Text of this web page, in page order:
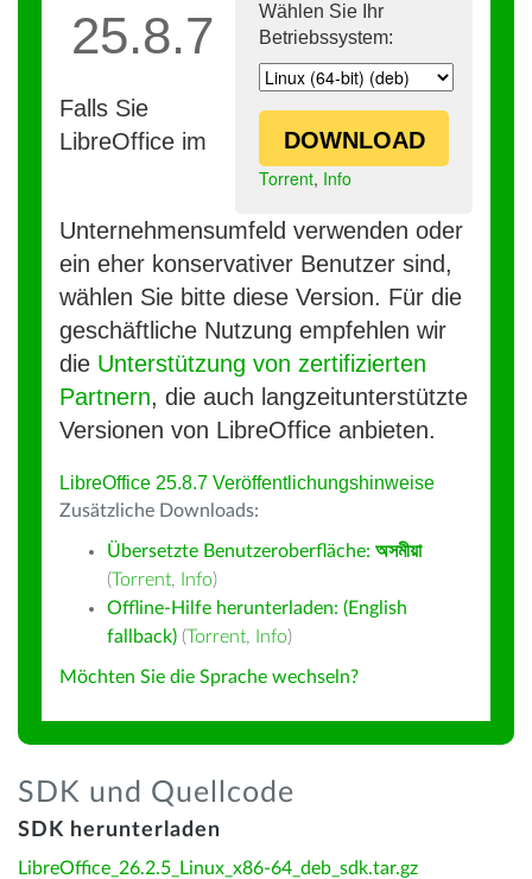
Wählen Sie Ihr
Betriebssystem:
DOWNLOAD
Torrent, Info
25.8.7
Falls Sie
LibreOffice im
Unternehmensumfeld verwenden oder
ein eher konservativer Benutzer sind,
wählen Sie bitte diese Version. Für die
geschäftliche Nutzung empfehlen wir
die Unterstützung von zertifizierten
Partnern, die auch langzeitunterstützte
Versionen von LibreOffice anbieten.
LibreOffice 25.8.7 Veröffentlichungshinweise
Zusätzliche Downloads:
Übersetzte Benutzeroberfläche: অসমীয়া
(Torrent, Info)
Offline-Hilfe herunterladen: (English
fallback) (Torrent, Info)
Möchten Sie die Sprache wechseln?
SDK und Quellcode
SDK herunterladen
LibreOffice_26.2.5_Linux_x86-64_deb_sdk.tar.gz